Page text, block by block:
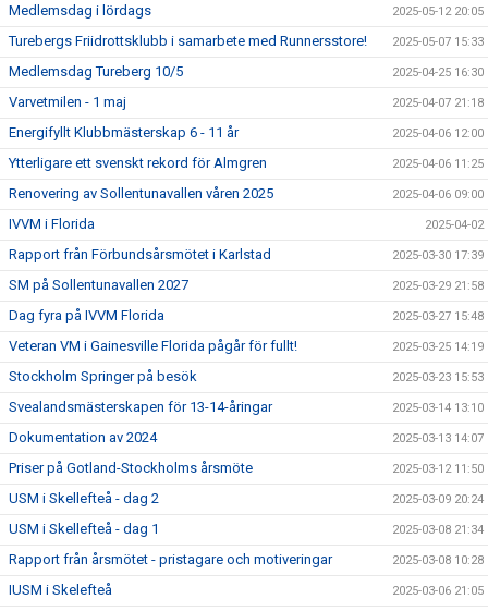
Medlemsdag i lördags 2025-05-12 20:05
Turebergs Friidrottsklubb i samarbete med Runnersstore! 2025-05-07 15:33
Medlemsdag Tureberg 10/5 2025-04-25 16:30
Varvetmilen - 1 maj 2025-04-07 21:18
Energifyllt Klubbmästerskap 6 - 11 år 2025-04-06 12:00
Ytterligare ett svenskt rekord för Almgren 2025-04-06 11:25
Renovering av Sollentunavallen våren 2025 2025-04-06 09:00
IVVM i Florida 2025-04-02
Rapport från Förbundsårsmötet i Karlstad 2025-03-30 17:39
SM på Sollentunavallen 2027 2025-03-29 21:58
Dag fyra på IVVM Florida 2025-03-27 15:48
Veteran VM i Gainesville Florida pågår för fullt! 2025-03-25 14:19
Stockholm Springer på besök 2025-03-23 15:53
Svealandsmästerskapen för 13-14-åringar 2025-03-14 13:10
Dokumentation av 2024 2025-03-13 14:07
Priser på Gotland-Stockholms årsmöte 2025-03-12 11:50
USM i Skellefteå - dag 2 2025-03-09 20:24
USM i Skellefteå - dag 1 2025-03-08 21:34
Rapport från årsmötet - pristagare och motiveringar 2025-03-08 10:28
IUSM i Skelefteå 2025-03-06 21:05